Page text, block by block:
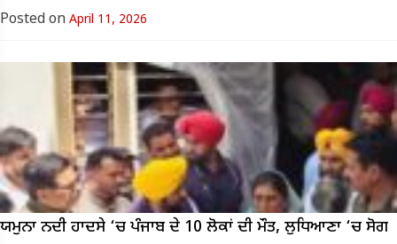
Posted on April 11, 2026
ਯਮੁਨਾ ਨਦੀ ਹਾਦਸੇ ‘ਚ ਪੰਜਾਬ ਦੇ 10 ਲੋਕਾਂ ਦੀ ਮੌਤ, ਲੁਧਿਆਣਾ ‘ਚ ਸੋਗ